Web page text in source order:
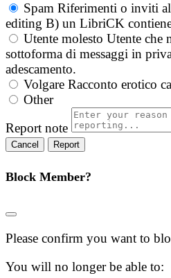
Spam Riferimenti o inviti
editing B) un LibriCK
Utente molesto Utente che
sottoforma di messaggi in
adescamento.
Volgare Racconto erotico
Other
Report note
Report
Block Member?
Please confirm you want to
You will no longer be able to: